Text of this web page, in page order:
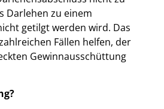
Darlehen zu einem
getilgt werden wird. Das
Fällen helfen, der
Gewinnausschüttung